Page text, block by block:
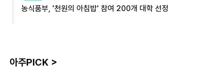
농식품부, '천원의 아침밥' 참여 200개 대학 선정
아주PICK >